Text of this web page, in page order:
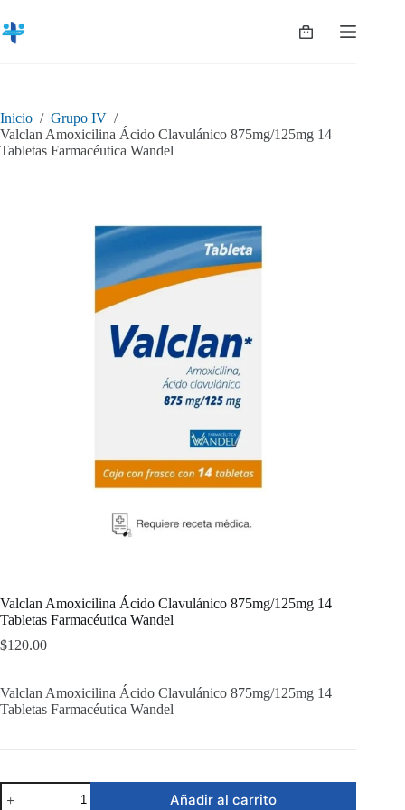
al
contenido
Shopping
Inicio / Grupo IV /
Valclan Amoxicilina Ácido Clavulánico 875mg/125mg 14
Tabletas Farmacéutica Wandel
Valclan Amoxicilina Ácido Clavulánico 875mg/125mg 14
Tabletas Farmacéutica Wandel
$120.00
Valclan Amoxicilina Ácido Clavulánico 875mg/125mg 14
Tabletas Farmacéutica Wandel
Valclan
Amoxicilina
Añadir al carrito